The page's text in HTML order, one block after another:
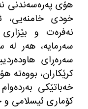
هۆی پەرەسەندنی
خودی خامنەیی،
نەفرەت و
سەرمایە، هەر
سەرەڕای
کرێکاران، بووەتە
خەباتێکی
کۆماری ئیسلامی و